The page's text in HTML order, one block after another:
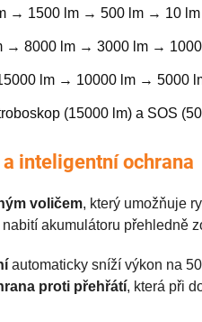
→ 1500 lm → 500 lm → 10 lm
→ 8000 lm → 3000 lm →
lm → 10000 lm → 5000
(15000 lm) a SOS
inteligentní ochrana
voličem, který umožňuje
akumulátoru přehledně
automaticky sníží výkon na
proti přehřátí, která při